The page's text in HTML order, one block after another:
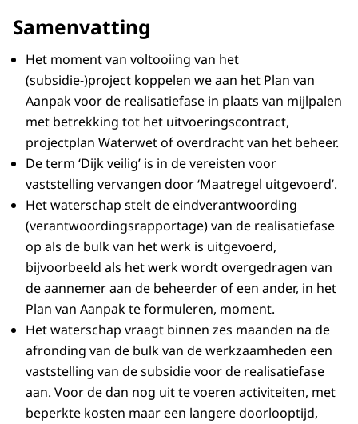
Samenvatting
Het moment van voltooiing van het
(subsidie-)project koppelen we aan het Plan van
Aanpak voor de realisatiefase in plaats van mijlpalen
met betrekking tot het uitvoeringscontract,
projectplan Waterwet of overdracht van het beheer.
De term ‘Dijk veilig’ is in de vereisten voor
vaststelling vervangen door ‘Maatregel uitgevoerd’.
Het waterschap stelt de eindverantwoording
(verantwoordingsrapportage) van de realisatiefase
op als de bulk van het werk is uitgevoerd,
bijvoorbeeld als het werk wordt overgedragen van
de aannemer aan de beheerder of een ander, in het
Plan van Aanpak te formuleren, moment.
Het waterschap vraagt binnen zes maanden na de
afronding van de bulk van de werkzaamheden een
vaststelling van de subsidie voor de realisatiefase
aan. Voor de dan nog uit te voeren activiteiten, met
beperkte kosten maar een langere doorlooptijd,